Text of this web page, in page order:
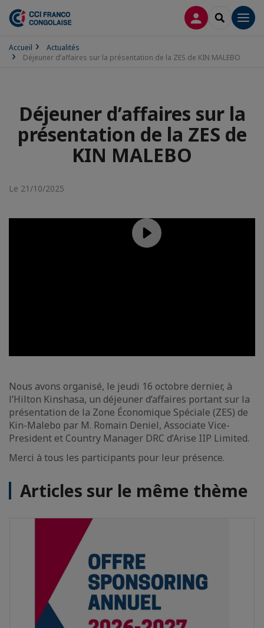
CONNEXION
Accueil
Actualités
Déjeuner d’affaires sur la présentation de la ZES de KIN MALEBO
Déjeuner d’affaires sur la
présentation de la ZES de
KIN MALEBO
Le 21/10/2025
Nous avons organisé, le jeudi 16 octobre dernier, à
l’Hilton Kinshasa, un déjeuner d’affaires portant sur la
présentation de la Zone Économique Spéciale (ZES) de
Kin-Malebo par M. Romain Deniel, Associate Vice-
President et Country Manager DRC d’Arise IIP Limited.
Merci à tous les participants pour leur présence.
Articles sur le même thème